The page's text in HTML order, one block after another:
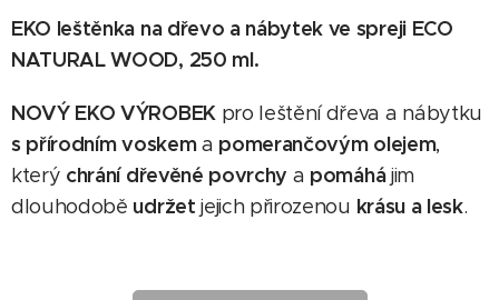
EKO leštěnka na dřevo a nábytek ve spreji ECO
NATURAL WOOD, 250 ml.
NOVÝ EKO VÝROBEKpro leštění dřeva a nábytku
s přírodním voskema pomerančovým olejem,
který chrání dřevěné povrchy a pomáhájim
dlouhodobě udržet jejich přirozenou krásu a lesk.